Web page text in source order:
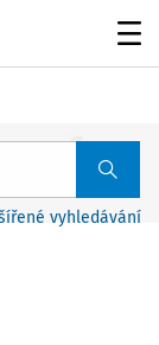
vyhledávání